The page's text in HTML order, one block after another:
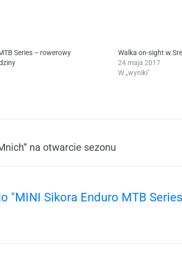
Series – rowerowy
Walka on-sight w
24 maja 2017
W „wyniki"
na otwarcie sezonu
"MINI Sikora Enduro MTB